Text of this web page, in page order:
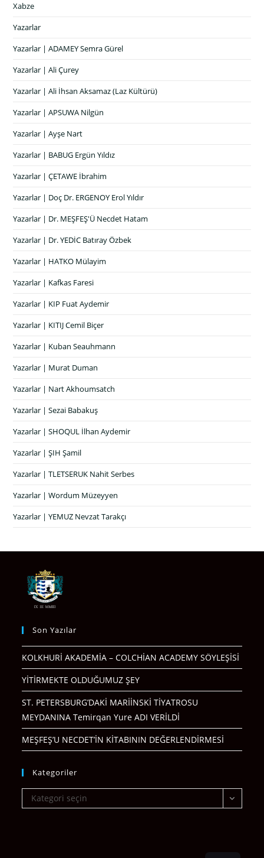
Xabze
Yazarlar
Yazarlar | ADAMEY Semra Gürel
Yazarlar | Ali Çurey
Yazarlar | Ali İhsan Aksamaz (Laz Kültürü)
Yazarlar | APSUWA Nilgün
Yazarlar | Ayşe Nart
Yazarlar | BABUG Ergün Yıldız
Yazarlar | ÇETAWE İbrahim
Yazarlar | Doç Dr. ERGENOY Erol Yıldır
Yazarlar | Dr. MEŞFEŞ'Ü Necdet Hatam
Yazarlar | Dr. YEDİC Batıray Özbek
Yazarlar | HATKO Mülayim
Yazarlar | Kafkas Faresi
Yazarlar | KIP Fuat Aydemir
Yazarlar | KITIJ Cemil Biçer
Yazarlar | Kuban Seauhmann
Yazarlar | Murat Duman
Yazarlar | Nart Akhoumsatch
Yazarlar | Sezai Babakuş
Yazarlar | SHOQUL İlhan Aydemir
Yazarlar | ŞIH Şamil
Yazarlar | TLETSERUK Nahit Serbes
Yazarlar | Wordum Müzeyyen
Yazarlar | YEMUZ Nevzat Tarakçı
Son Yazılar
KOLKHURİ AKADEMİA – COLCHİAN ACADEMY SÖYLEŞİSİ
YİTİRMEKTE OLDUĞUMUZ ŞEY
ST. PETERSBURG’DAKİ MARİİNSKİ TİYATROSU
MEYDANINA Temirqan Yure ADI VERİLDİ
MEŞFEŞ’U NECDET’İN KİTABININ DEĞERLENDİRMESİ
Kategoriler
Kategoriler
Kategori seçin